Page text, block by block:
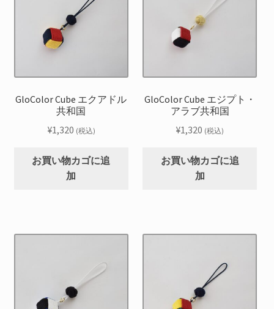
GloColor Cube エクアドル
共和国
¥1,320 (税込)
お買い物カゴに追
加
GloColor Cube エジプト・
アラブ共和国
¥1,320 (税込)
お買い物カゴに追
加